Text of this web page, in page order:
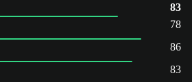
83
78
86
83